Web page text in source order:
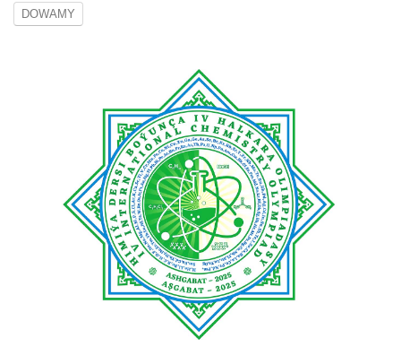
DOWAMY